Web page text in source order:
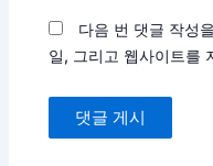
다음 번 댓글 작성
일, 그리고 웹사이트를